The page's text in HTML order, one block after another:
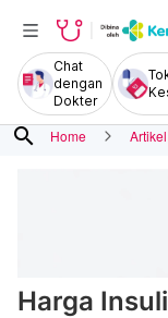
Chat
dengan
Dokter
search Home Artikel
Harga